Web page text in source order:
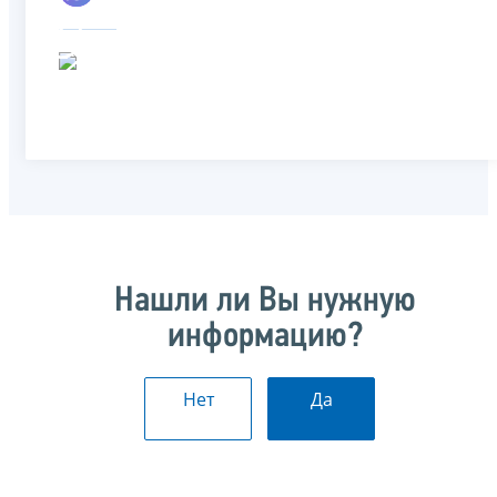
Нашли ли Вы нужную
информацию?
Нет Да